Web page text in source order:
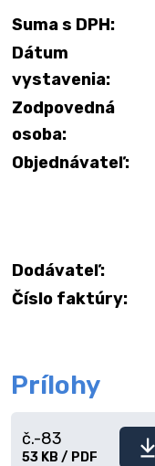
Suma s DPH:
Dátum
vystavenia:
Zodpovedná
osoba:
Objednávateľ:
Dodávateľ:
Číslo faktúry:
Prílohy
Stiahnuť
č.-83
53 KB / PDF